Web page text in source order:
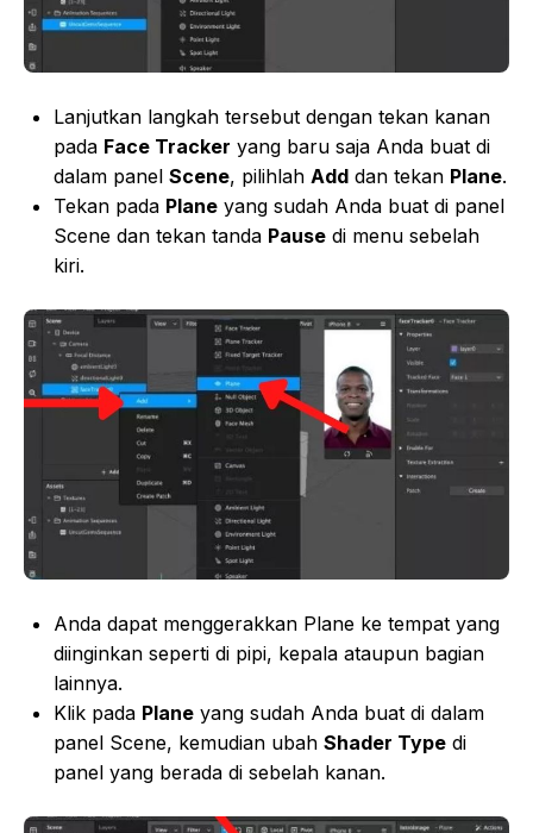
Lanjutkan langkah tersebut dengan tekan kanan
pada Face Tracker yang baru saja Anda buat di
dalam panel Scene, pilihlah Add dan tekan Plane.
Tekan pada Plane yang sudah Anda buat di panel
Scene dan tekan tanda Pause di menu sebelah
kiri.
Anda dapat menggerakkan Plane ke tempat yang
diinginkan seperti di pipi, kepala ataupun bagian
lainnya.
Klik pada Plane yang sudah Anda buat di dalam
panel Scene, kemudian ubah Shader Type di
panel yang berada di sebelah kanan.